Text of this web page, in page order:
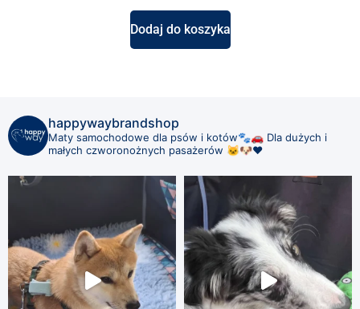
Dodaj do koszyka
happywaybrandshop
Maty samochodowe dla psów i kotów🐾🚗 Dla dużych i
małych czworonożnych pasażerów 🐱🐶❤️